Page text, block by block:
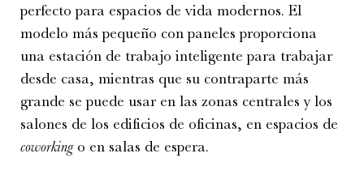
perfecto para espacios de vida modernos. El
modelo más pequeño con paneles proporciona
una estación de trabajo inteligente para trabajar
desde casa, mientras que su contraparte más
grande se puede usar en las zonas centrales y los
salones de los edificios de oficinas, en espacios de
coworking o en salas de espera.